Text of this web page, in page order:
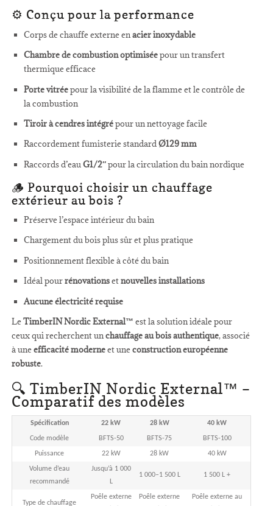
⚙️ Conçu pour la performance
Corps de chauffe externe enacier inoxydable
Chambre de combustion optimiséepour un transfert
thermique efficace
Porte vitréepour la visibilité de la flamme et le contrôle de
la combustion
Tiroir à cendres intégrépour un nettoyage facile
Raccordement fumisterie standardØ129 mm
Raccords d’eauG1/2″pour la circulation du bain nordique
🪵 Pourquoi choisir un chauffage
extérieur au bois ?
Préserve l’espace intérieur du bain
Chargement du bois plus sûr et plus pratique
Positionnement flexible à côté du bain
Idéal pourrénovationsetnouvelles installations
Aucune électricité requise
LeTimberIN Nordic External™ est la solution idéale pour
ceux qui recherchent unchauffage au bois authentique, associé
à uneefficacité moderneet uneconstruction européenne
robuste.
🔍 TimberIN Nordic External™ –
Comparatif des modèles
Spécification 22 kW 28 kW 40 kW
Code modèle BFTS-50 BFTS-75 BFTS-100
Puissance 22 kW 28 kW 40 kW
Volume d’eau
recommandé
Jusqu’à 1 000
L
1 000–1 500 L 1 500 L +
Type de chauffage
Poêle externe
Poêle externe
Poêle externe au